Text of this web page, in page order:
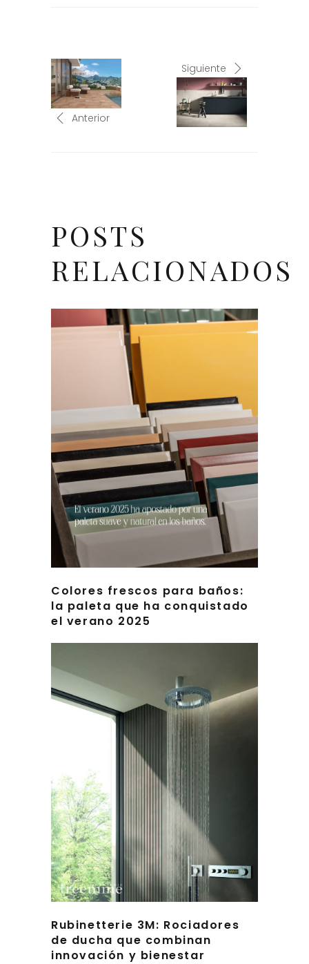
Anterior
Siguiente
POSTS
RELACIONADOS
Colores frescos para baños:
la paleta que ha conquistado
el verano 2025
Rubinetterie 3M: Rociadores
de ducha que combinan
innovación y bienestar